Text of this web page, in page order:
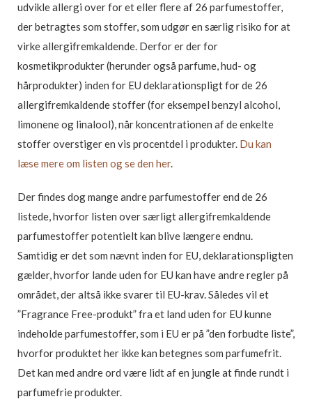
udvikle allergi over for et eller flere af 26 parfumestoffer,
der betragtes som stoffer, som udgør en særlig risiko for at
virke allergifremkaldende. Derfor er der for
kosmetikprodukter (herunder også parfume, hud- og
hårprodukter) inden for EU deklarationspligt for de 26
allergifremkaldende stoffer (for eksempel benzyl alcohol,
limonene og linalool), når koncentrationen af de enkelte
stoffer overstiger en vis procentdel i produkter. Du kan
læse mere om listen og se den her.
Der findes dog mange andre parfumestoffer end de 26
listede, hvorfor listen over særligt allergifremkaldende
parfumestoffer potentielt kan blive længere endnu.
Samtidig er det som nævnt inden for EU, deklarationspligten
gælder, hvorfor lande uden for EU kan have andre regler på
området, der altså ikke svarer til EU-krav. Således vil et
”Fragrance Free-produkt” fra et land uden for EU kunne
indeholde parfumestoffer, som i EU er på ”den forbudte liste”,
hvorfor produktet her ikke kan betegnes som parfumefrit.
Det kan med andre ord være lidt af en jungle at finde rundt i
parfumefrie produkter.